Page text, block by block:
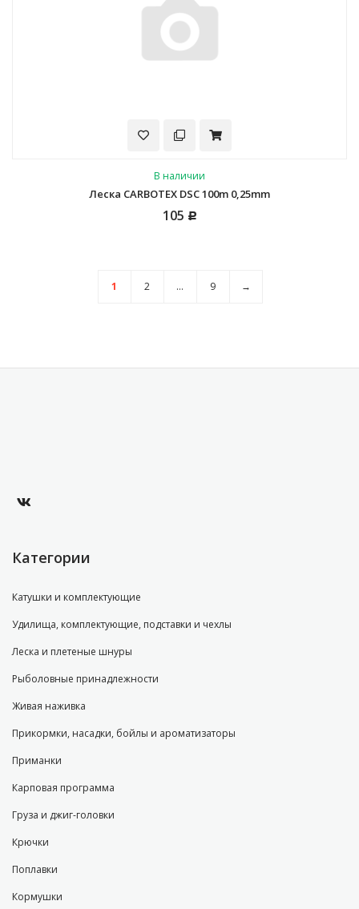
В наличии
Леска CARBOTEX DSC 100m 0,25mm
105 Р
1 2 ... 9 →
Категории
Катушки и комплектующие
Удилища, комплектующие, подставки и чехлы
Леска и плетеные шнуры
Рыболовные принадлежности
Живая наживка
Прикормки, насадки, бойлы и ароматизаторы
Приманки
Карповая программа
Груза и джиг-головки
Крючки
Поплавки
Кормушки